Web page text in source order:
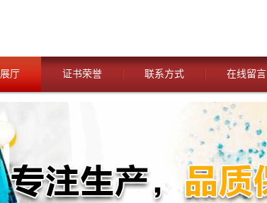
厅 证书荣誉 联系方式 在线留言